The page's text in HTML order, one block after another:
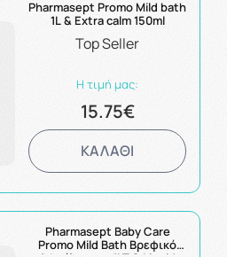
Pharmasept Promo Mild bath
1L & Extra calm 150ml
Top Seller
Η τιμή μας:
15.75€
ΚΑΛΑΘΙ
Pharmasept Baby Care
Promo Mild Bath Βρεφικό